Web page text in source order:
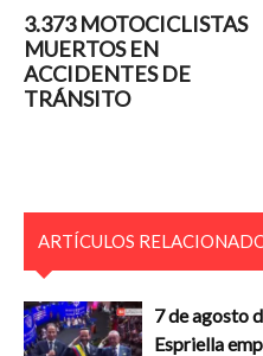
3.373 MOTOCICLISTAS
MUERTOS EN
ACCIDENTES DE
TRÁNSITO
ARTÍCULOS
7 de agosto
Espriella